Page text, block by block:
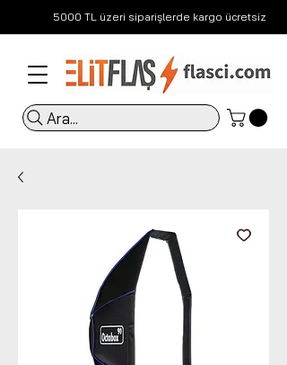
5000 TL üzeri siparişlerde kargo ücretsiz
Ara...